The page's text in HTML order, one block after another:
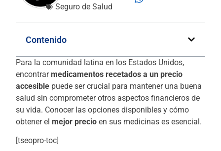
Seguro de Salud
Contenido
Para la comunidad latina en los Estados Unidos,
encontrarmedicamentos recetados a un precio
accesible puede ser crucial para mantener una buena
salud sin comprometer otros aspectos financieros de
su vida. Conocer las opciones disponibles y cómo
obtener elmejor precio en sus medicinas es esencial.
[tseopro-toc]